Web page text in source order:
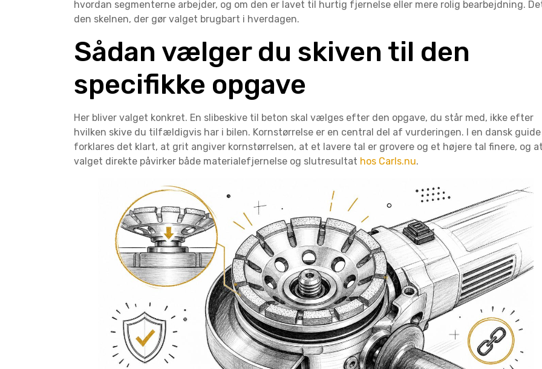
hvordan segmenterne arbejder, og om den er lavet til hurtig fjernelse eller mere rolig bearbejdning.
den skelnen, der gør valget brugbart i hverdagen.
Sådan vælger du skiven til den
specifikke opgave
Her bliver valget konkret. En slibeskive til beton skal vælges efter den opgave, du står med, ikke efter
hvilken skive du tilfældigvis har i bilen. Kornstørrelse er en central del af vurderingen. I en dansk guide
forklares det klart, at grit angiver kornstørrelsen, at et lavere tal er grovere og et højere tal finere, og
valget direkte påvirker både materialefjernelse og slutresultat hos Carls.nu.